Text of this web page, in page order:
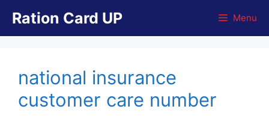
content
Ration Card UP Menu
national insurance
customer care number